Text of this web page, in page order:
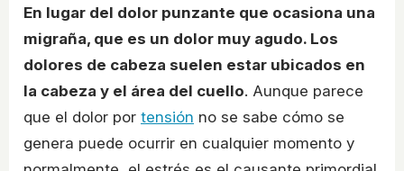
En lugar del dolor punzante que ocasiona una
migraña, que es un dolor muy agudo. Los
dolores de cabeza suelen estar ubicados en
la cabeza y el área del cuello. Aunque parece
que el dolor por tensión no se sabe cómo se
genera puede ocurrir en cualquier momento y